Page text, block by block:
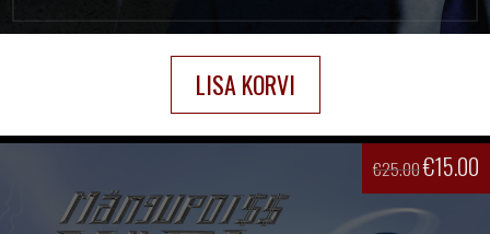
LISA KORVI
€25.00€15.00